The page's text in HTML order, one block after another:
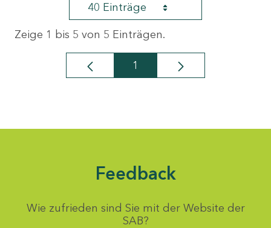
40 Einträge
Zeige 1 bis 5 von 5 Einträgen.
Seite
1
Feedback
Wie zufrieden sind Sie mit der Website der
SAB?